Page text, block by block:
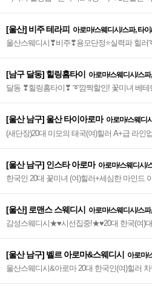
[울산] 비주 테라피 아로마/스웨디시/스파, 타
울산스웨디시❣비주❣용모단정⭐️실력파 힐러
[남구 달동] 힐링홈타이
아로마/스웨디시/스
달동 ❣힐링홈타이❣ ➰깜짝할인! 꽃미녀 베테
[울산 남구] 울산 타이아로마 아로마/스웨디
츠
(새단장)20대 미모의 태국(여)힐러 A+급 라인
[울산 남구] 인스타 아로마 아로마/스웨디시/
한국인 20대 꽃미녀 (여)힐러+세심한 마인드
[울산] 로맨스 스웨디시
아로마/스웨디시/스
감성스웨디시★♥️시선집중!★♥️20대 한국(여)
[울산 남구] 벨르 아로마&스웨디시
아로마/
울산스웨디시&아로마 20대 한국인(여)힐러